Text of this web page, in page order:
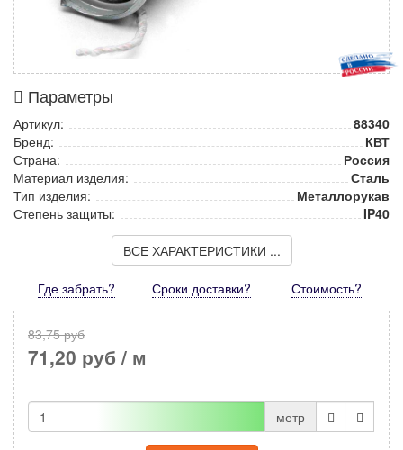
Параметры
Артикул:
88340
Бренд:
КВТ
Страна:
Россия
Материал изделия:
Сталь
Тип изделия:
Металлорукав
Степень защиты:
IP40
ВСЕ ХАРАКТЕРИСТИКИ ...
Где забрать? Сроки доставки? Стоимость?
83,75 руб
71,20 руб / м
метр